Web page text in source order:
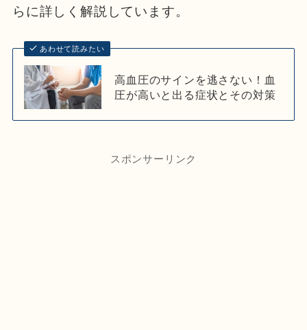
らに詳しく解説しています。
あわせて読みたい
高血圧のサインを逃さない！血
圧が高いと出る症状とその対策
スポンサーリンク